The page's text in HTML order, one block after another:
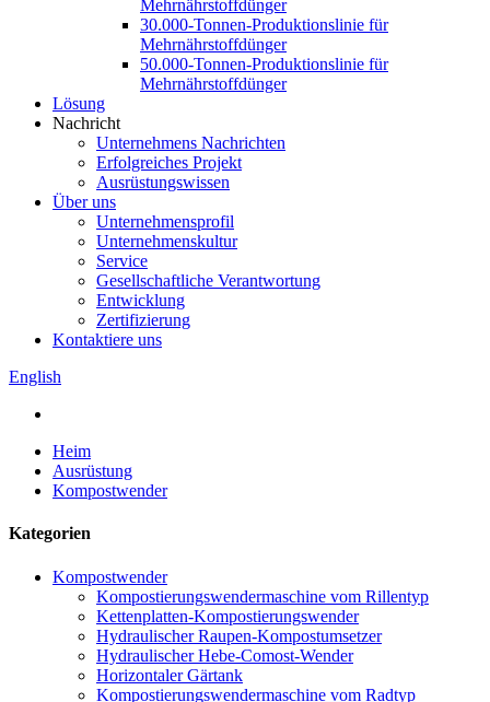
Mehrnährstoffdünger
30.000-Tonnen-Produktionslinie für
Mehrnährstoffdünger
50.000-Tonnen-Produktionslinie für
Mehrnährstoffdünger
Lösung
Nachricht
Unternehmens Nachrichten
Erfolgreiches Projekt
Ausrüstungswissen
Über uns
Unternehmensprofil
Unternehmenskultur
Service
Gesellschaftliche Verantwortung
Entwicklung
Zertifizierung
Kontaktiere uns
English
Heim
Ausrüstung
Kompostwender
Kategorien
Kompostwender
Kompostierungswendermaschine vom Rillentyp
Kettenplatten-Kompostierungswender
Hydraulischer Raupen-Kompostumsetzer
Hydraulischer Hebe-Comost-Wender
Horizontaler Gärtank
Kompostierungswendermaschine vom Radtyp